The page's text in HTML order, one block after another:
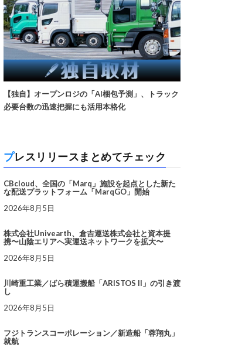
【独自】オープンロジの「AI梱包予測」、トラック
必要台数の迅速把握にも活用本格化
プレスリリースまとめてチェック
CBcloud、全国の「Marq」施設を起点とした新た
な配送プラットフォーム「MarqGO」開始
2026年8月5日
株式会社Univearth、倉吉運送株式会社と資本提
携〜山陰エリアへ実運送ネットワークを拡大〜
2026年8月5日
川崎重工業／ばら積運搬船「ARISTOS II」の引き渡
し
2026年8月5日
フジトランスコーポレーション／新造船「蓉翔丸」
就航